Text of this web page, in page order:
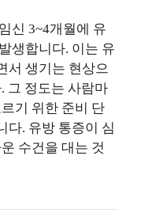
신 3~4개월에 유
생합니다. 이는 유
서 생기는 현상으
그 정도는 사람마
기 위한 준비 단
다. 유방 통증이 심
수건을 대는 것